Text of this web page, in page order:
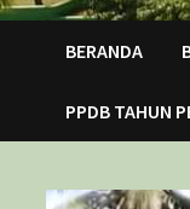
BERANDA
PPDB TAHUN